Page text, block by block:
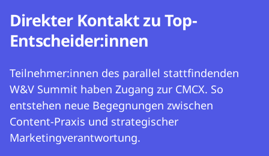
Direkter Kontakt zu Top-
Entscheider:innen
Teilnehmer:innen des parallel stattfindenden
W&V Summit haben Zugang zur CMCX. So
entstehen neue Begegnungen zwischen
Content-Praxis und strategischer
Marketingverantwortung.